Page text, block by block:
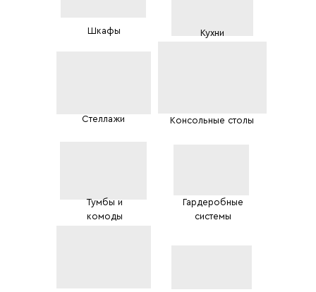
Стеллажи
Кухни
Тумбы и
комоды
Консольные столы
Гардеробные
системы
Шкафы